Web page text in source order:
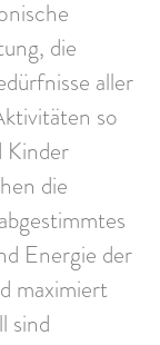
, die
aller
so
Kinder
die
Energie der
maximiert
sind